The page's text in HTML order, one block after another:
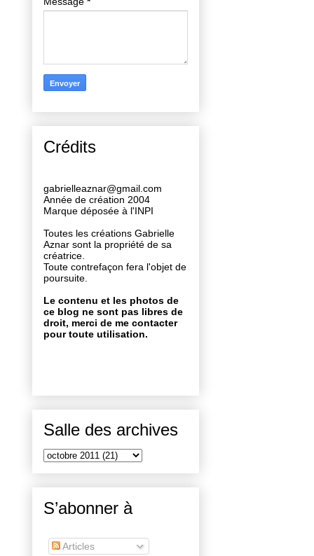
Crédits
gabrielleaznar@gmail.com
Année de création 2004
Marque déposée à l'INPI
Toutes les créations Gabrielle
Aznar sont la propriété de sa
créatrice.
Toute contrefaçon fera l'objet de
poursuite.
Le contenu et les photos de
ce blog ne sont pas libres de
droit, merci de me contacter
pour toute utilisation.
Salle des archives
S’abonner à
Articles